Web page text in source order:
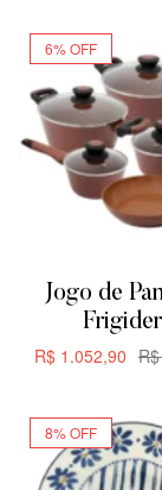
6% OFF
Jogo de
R$
R$ 1.052,90
8% OFF